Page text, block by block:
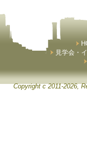
見学会・
Copyright c 2011-2026,